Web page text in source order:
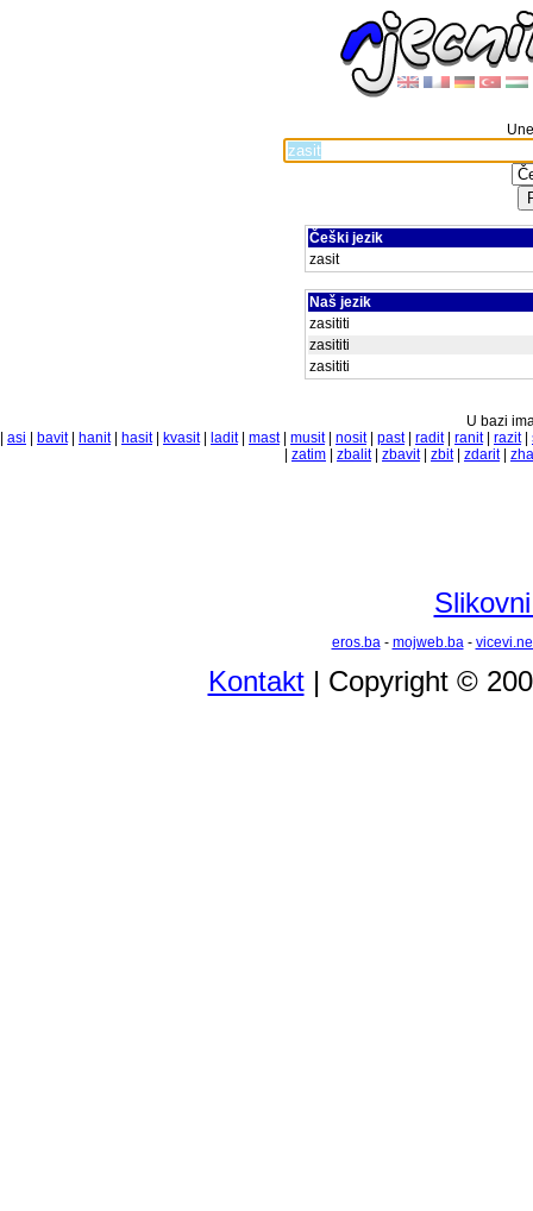
Češki jezik
zasit
Naš jezik
zasititi
zasititi
zasititi
U bazi
asi bavit| hanit| hasit| kvasit| ladit| mast| musit| nosit| past| radit| ranit| razit|
zatim zbalit| zbavit| zbit| zdarit|
eros.ba- mojweb.ba-
Kontakt| Copyright ©